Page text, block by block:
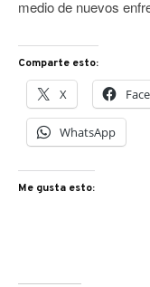
medio de nuevos
Comparte esto:
X
WhatsApp
Me gusta esto: